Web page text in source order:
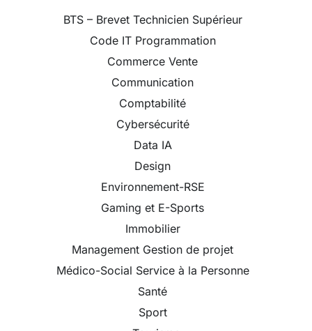
BTS – Brevet Technicien Supérieur
Code IT Programmation
Commerce Vente
Communication
Comptabilité
Cybersécurité
Data IA
Design
Environnement-RSE
Gaming et E-Sports
Immobilier
Management Gestion de projet
Médico-Social Service à la Personne
Santé
Sport